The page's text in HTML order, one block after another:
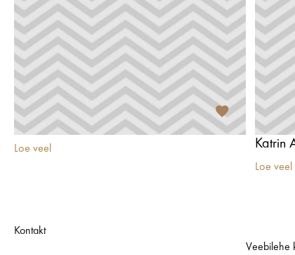
Loe veel Katrin
Loe veel
Kontakt
Veebilehe